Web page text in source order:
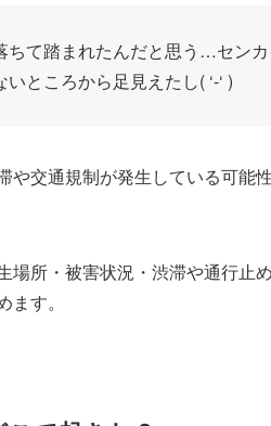
ちて踏まれたんだと思う…セン
ところから足見えたし( ‘-‘ )
や交通規制が発生している可能
場所・被害状況・渋滞や通行止
す。